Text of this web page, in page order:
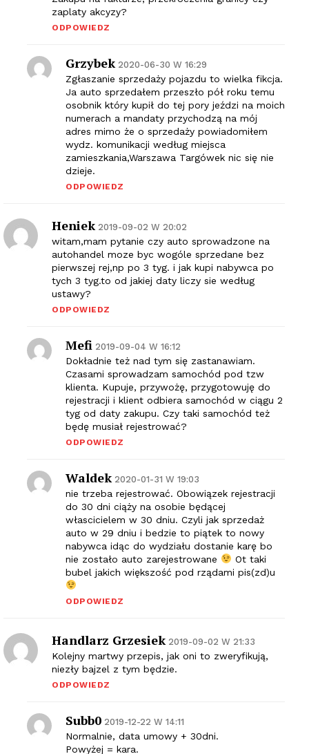
zaplaty akcyzy?
ODPOWIEDZ
Grzybek 2020-06-30 W 16:29
Zgłaszanie sprzedaży pojazdu to wielka fikcja.
Ja auto sprzedałem przeszło pół roku temu
osobnik który kupił do tej pory jeździ na moich
numerach a mandaty przychodzą na mój
adres mimo że o sprzedaży powiadomiłem
wydz. komunikacji według miejsca
zamieszkania,Warszawa Targówek nic się nie
dzieje.
ODPOWIEDZ
Heniek 2019-09-02 W 20:02
witam,mam pytanie czy auto sprowadzone na
autohandel moze byc wogóle sprzedane bez
pierwszej rej,np po 3 tyg. i jak kupi nabywca po
tych 3 tyg.to od jakiej daty liczy sie według
ustawy?
ODPOWIEDZ
Mefi 2019-09-04 W 16:12
Dokładnie też nad tym się zastanawiam.
Czasami sprowadzam samochód pod tzw
klienta. Kupuje, przywożę, przygotowuję do
rejestracji i klient odbiera samochód w ciągu 2
tyg od daty zakupu. Czy taki samochód też
będę musiał rejestrować?
ODPOWIEDZ
Waldek 2020-01-31 W 19:03
nie trzeba rejestrować. Obowiązek rejestracji
do 30 dni ciąży na osobie będącej
włascicielem w 30 dniu. Czyli jak sprzedaż
auto w 29 dniu i bedzie to piątek to nowy
nabywca idąc do wydziału dostanie karę bo
nie zostało auto zarejestrowane
Ot taki
bubel jakich większość pod rządami pis(zd)u
ODPOWIEDZ
Handlarz Grzesiek 2019-09-02 W 21:33
Kolejny martwy przepis, jak oni to zweryfikują,
niezły bajzel z tym będzie.
ODPOWIEDZ
Subb0 2019-12-22 W 14:11
Normalnie, data umowy + 30dni.
Powyżej = kara.